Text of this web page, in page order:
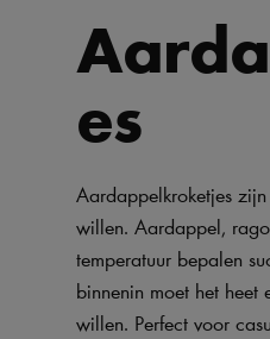
es
Aardappelkroketjes
willen. Aardappel,
temperatuur bepalen
binnenin moet het heet
willen. Perfect voor